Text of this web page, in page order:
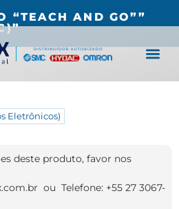
“TEACH AND GO””
Eletrônicos)
deste produto, favor nos
ou Telefone: +55 27 3067-